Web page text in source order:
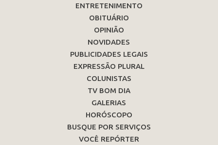
ENTRETENIMENTO
OBITUÁRIO
OPINIÃO
NOVIDADES
PUBLICIDADES LEGAIS
EXPRESSÃO PLURAL
COLUNISTAS
TV BOM DIA
GALERIAS
HORÓSCOPO
BUSQUE POR SERVIÇOS
VOCÊ REPÓRTER